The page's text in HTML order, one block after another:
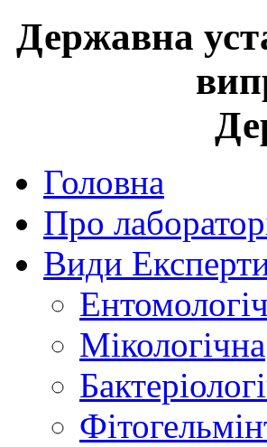
Державна
Головна
Про
Види
Мікологічна